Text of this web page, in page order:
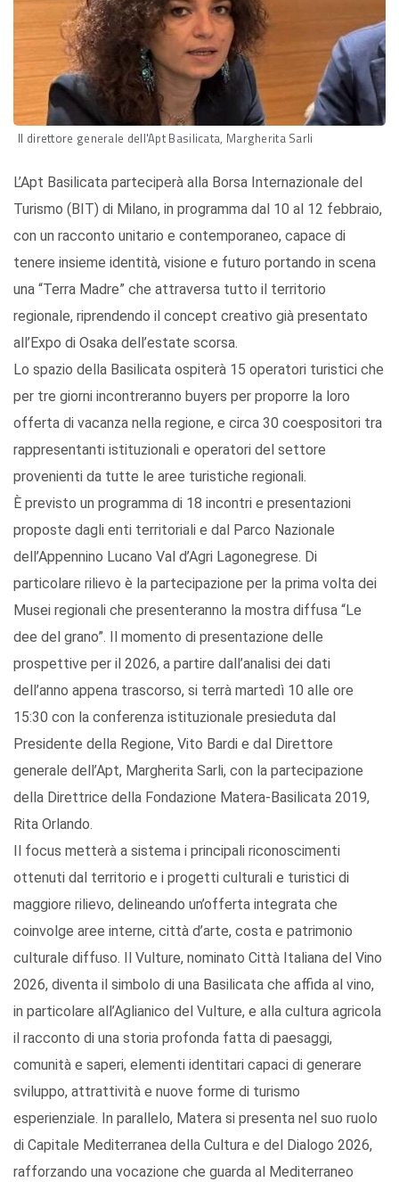
Il direttore generale dell'Apt Basilicata, Margherita Sarli
L’Apt Basilicata parteciperà alla Borsa Internazionale del
Turismo (BIT) di Milano, in programma dal 10 al 12 febbraio,
con un racconto unitario e contemporaneo, capace di
tenere insieme identità, visione e futuro portando in scena
una “Terra Madre” che attraversa tutto il territorio
regionale, riprendendo il concept creativo già presentato
all’Expo di Osaka dell’estate scorsa.
Lo spazio della Basilicata ospiterà 15 operatori turistici che
per tre giorni incontreranno buyers per proporre la loro
offerta di vacanza nella regione, e circa 30 coespositori tra
rappresentanti istituzionali e operatori del settore
provenienti da tutte le aree turistiche regionali.
È previsto un programma di 18 incontri e presentazioni
proposte dagli enti territoriali e dal Parco Nazionale
dell’Appennino Lucano Val d’Agri Lagonegrese. Di
particolare rilievo è la partecipazione per la prima volta dei
Musei regionali che presenteranno la mostra diffusa “Le
dee del grano”. Il momento di presentazione delle
prospettive per il 2026, a partire dall’analisi dei dati
dell’anno appena trascorso, si terrà martedì 10 alle ore
15:30 con la conferenza istituzionale presieduta dal
Presidente della Regione, Vito Bardi e dal Direttore
generale dell’Apt, Margherita Sarli, con la partecipazione
della Direttrice della Fondazione Matera-Basilicata 2019,
Rita Orlando.
Il focus metterà a sistema i principali riconoscimenti
ottenuti dal territorio e i progetti culturali e turistici di
maggiore rilievo, delineando un’offerta integrata che
coinvolge aree interne, città d’arte, costa e patrimonio
culturale diffuso. Il Vulture, nominato Città Italiana del Vino
2026, diventa il simbolo di una Basilicata che affida al vino,
in particolare all’Aglianico del Vulture, e alla cultura agricola
il racconto di una storia profonda fatta di paesaggi,
comunità e saperi, elementi identitari capaci di generare
sviluppo, attrattività e nuove forme di turismo
esperienziale. In parallelo, Matera si presenta nel suo ruolo
di Capitale Mediterranea della Cultura e del Dialogo 2026,
rafforzando una vocazione che guarda al Mediterraneo